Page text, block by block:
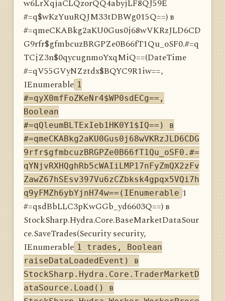
w6LrXqjaCLQzorQQ4abyjLF8QJ59E
#=q$wKzYuuRQJM33tDBWg015Q==) в
#=qmeCKABkg2aKU0Gus0j68wVKRzJLD6CD
G9rfr$gfmbcuzBRGPZe0B66fT1Qu_oSF0.#=q
TCjZ3n$0qycugnmoYxqMiQ==(DateTime
#=qV55GVyNZztdx$BQYC9R1iw==,
IEnumerable 1
#=qyX0mfFoZKeNr4$WP0sdECg==,
Boolean
#=qQleumBLTExIeb1HK0Y1$IQ==) в
#=qmeCKABkg2aKU0Gus0j68wVKRzJLD6CDG
9rfr$gfmbcuzBRGPZe0B66fT1Qu_oSF0.#=
qYNjvRXHQghRb5cWAIiLMP17nFyZmQX2zFv
ZawZ67hSEsv397Vu6zCZbksk4gpqx5VQi7h
q9yFMZh6ybYjnH74w==(IEnumerable 1
#=qsdBbLLC3pKwGGb_yd6603Q==) в
StockSharp.Hydra.Core.BaseMarketDataSour
ce.SaveTrades(Security security,
IEnumerable 1 trades, Boolean
raiseDataLoadedEvent) в
StockSharp.Hydra.Core.TraderMarketD
ataSource.Load() в